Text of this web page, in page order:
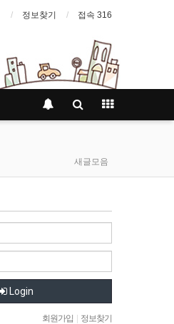
정보찾기 접속 316
새글모음
Login
회원가입 정보찾기